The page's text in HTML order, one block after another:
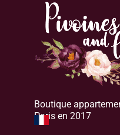
Boutique
Paris en 2017